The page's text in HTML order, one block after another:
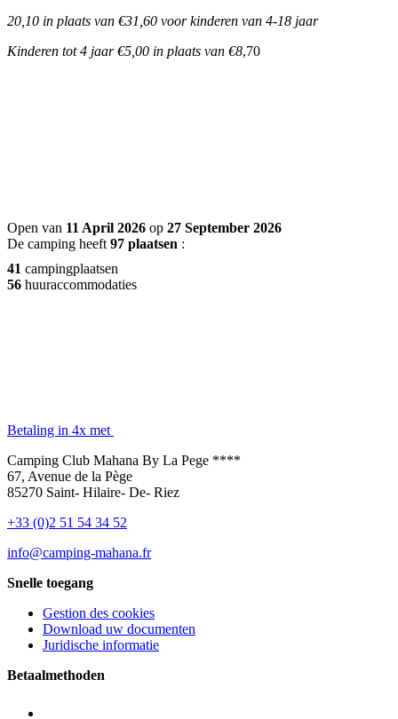
20,10 in plaats van €31,60 voor kinderen van 4-18 jaar
Kinderen tot 4 jaar €5,00 in plaats van €8,70
Open van 11 April 2026 op 27 September 2026
De camping heeft 97 plaatsen :
41 campingplaatsen
56 huuraccommodaties
Betaling in 4x met
Camping Club Mahana By La Pege ****
67, Avenue de la Pège
85270 Saint- Hilaire- De- Riez
+33 (0)2 51 54 34 52
info@camping-mahana.fr
Snelle toegang
Gestion des cookies
Download uw documenten
Juridische informatie
Betaalmethoden